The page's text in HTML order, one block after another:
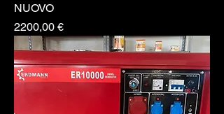
NUOVO
Prezzo
2200,00 €